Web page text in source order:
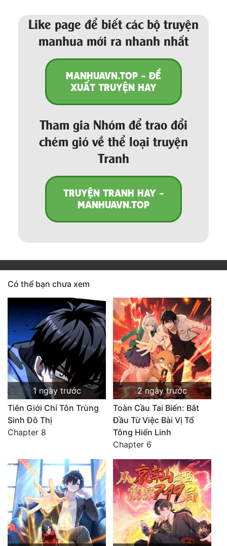
Like page để biết các bộ truyện
manhua mới ra nhanh nhất
MANHUAVN.TOP - ĐỀ
XUẤT TRUYỆN HAY
Tham gia Nhóm để trao đổi
chém gió về thể loại truyện
Tranh
TRUYỆN TRANH HAY -
MANHUAVN.TOP
Có thể bạn chưa xem
1 ngày trước
Tiên Giới Chí Tôn Trùng
Sinh Đô Thị
Chapter 8
2 ngày trước
Toàn Cầu Tai Biến: Bắt
Đầu Từ Việc Bài Vị Tổ
Tông Hiển Linh
Chapter 6